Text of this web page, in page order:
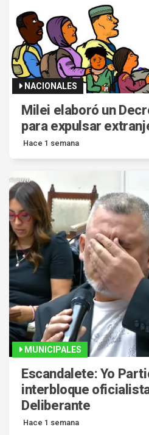
NACIONALES
Milei elaboró un
para expulsar
Hace 1 semana
MUNICIPALES
Escandalete: Yo
interbloque
Deliberante
Hace 1 semana